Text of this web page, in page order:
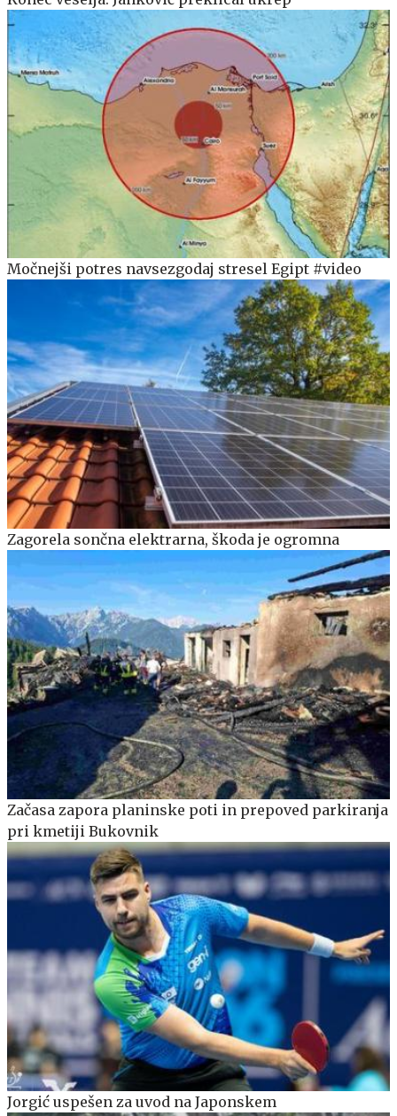
Močnejši potres navsezgodaj stresel Egipt #video
Zagorela sončna elektrarna, škoda je ogromna
Začasa zapora planinske poti in prepoved parkiranja
pri kmetiji Bukovnik
Jorgić uspešen za uvod na Japonskem